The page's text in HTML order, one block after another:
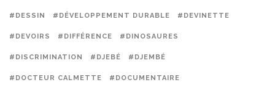
#DESSIN #DÉVELOPPEMENT DURABLE #DEVINETTE
#DEVOIRS #DIFFÉRENCE #DINOSAURES
#DISCRIMINATION #DJEBÉ #DJEMBÉ
#DOCTEUR CALMETTE #DOCUMENTAIRE